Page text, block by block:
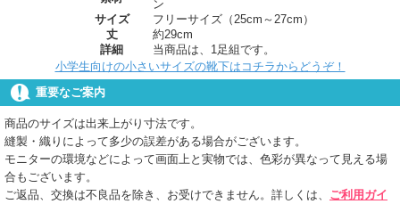
ン
サイズ
フリーサイズ（25cm～27cm）
丈
約29cm
詳細
当商品は、1足組です。
小学生向けの小さいサイズの靴下はコチラからどうぞ！
重要なご案内
商品のサイズは出来上がり寸法です。
縫製・織りによって多少の誤差がある場合がございます。
モニターの環境などによって画面上と実物では、色彩が異なって見える場
合もございます。
ご返品、交換は不良品を除き、お受けできません。詳しくは、 ご利用ガイ